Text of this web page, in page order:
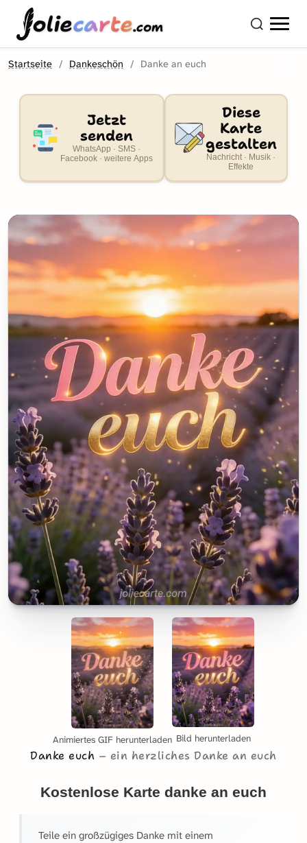
oliecarte.com
Startseite Dankeschön Danke an euch
Jetzt
senden
WhatsApp · SMS ·
Facebook · weitere Apps
Diese
Karte
gestalten
Nachricht · Musik ·
Effekte
Animiertes GIF herunterladen Bild herunterladen
Danke euch ein herzliches Danke an euch
Kostenlose Karte danke an euch
Teile ein großzügiges Danke mit einem